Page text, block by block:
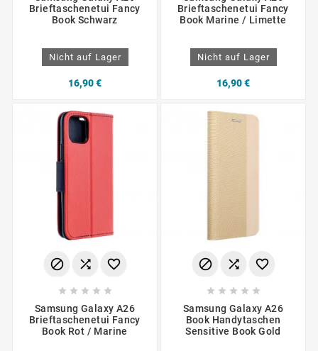
Brieftaschenetui Fancy
Book Schwarz
Nicht auf Lager
16,90 €
Brieftaschenetui Fancy
Book Marine / Limette
Nicht auf Lager
16,90 €
  
    
Samsung Galaxy A26
Brieftaschenetui Fancy
Book Rot / Marine
  
    
Samsung Galaxy A26
Book Handytaschen
Sensitive Book Gold